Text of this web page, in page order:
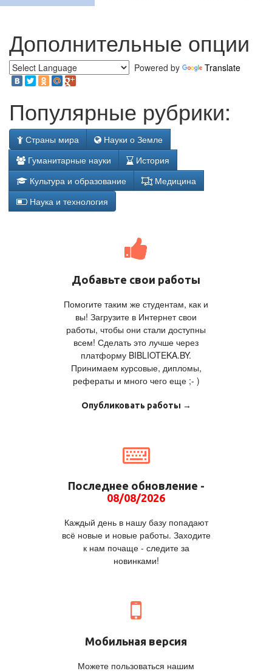
Дополнительные опции
Powered by Translate
Популярные рубрики:
Страны мира
Науки о Земле
Гуманитарные науки
История
Культура и образование
Медицина
Наука и технология
Добавьте свои работы
Помогите таким же студентам, как и
вы! Загрузите в Интернет свои
работы, чтобы они стали доступны
всем! Сделать это лучше через
платформу BIBLIOTEKA.BY.
Принимаем курсовые, дипломы,
рефераты и много чего еще ;- )
Опубликовать работы →
Последнее обновление -
08/08/2026
Каждый день в нашу базу попадают
всё новые и новые работы. Заходите
к нам почаще - следите за
новинками!
Мобильная версия
Можете пользоваться нашим